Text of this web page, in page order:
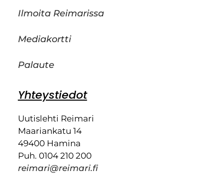
Ilmoita Reimarissa
Mediakortti
Palaute
Yhteystiedot
Uutislehti Reimari
Maariankatu 14
49400 Hamina
Puh. 0104 210 200
reimari@reimari.fi